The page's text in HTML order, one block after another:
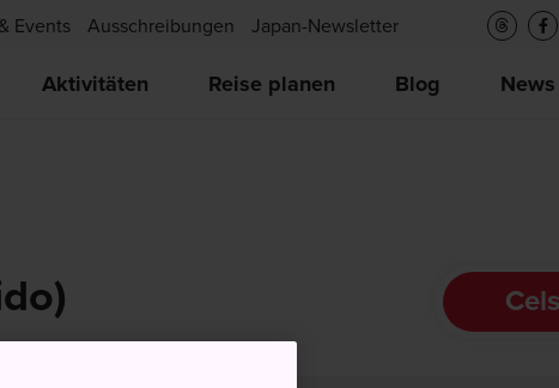
Events Ausschreibungen Japan-Newsletter
Aktivitäten Reise planen Blog News